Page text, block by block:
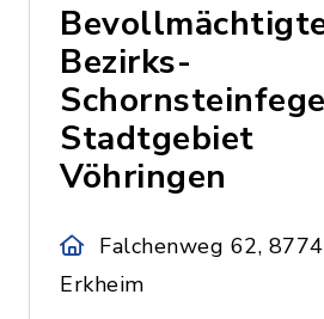
Bezirks-
Stadtgebiet
Vöhringen
Falchenweg 62,
Erkheim